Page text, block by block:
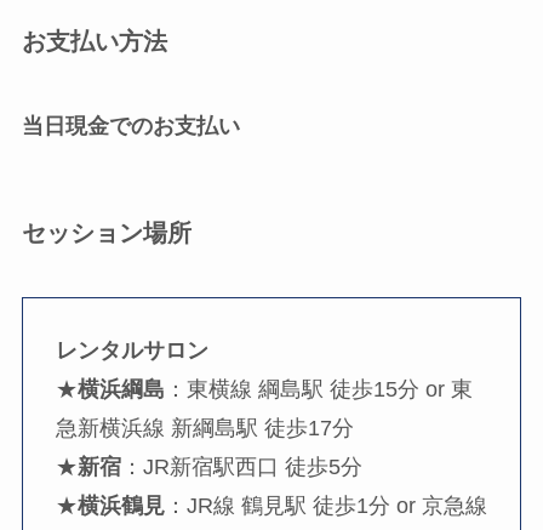
お支払い方法
当日現金でのお支払い
セッション場所
レンタルサロン
★横浜綱島 ：東横線 綱島駅 徒歩15分 or 東
急新横浜線 新綱島駅 徒歩17分
★新宿：JR新宿駅西口 徒歩5分
★横浜鶴見：JR線 鶴見駅 徒歩1分 or 京急線